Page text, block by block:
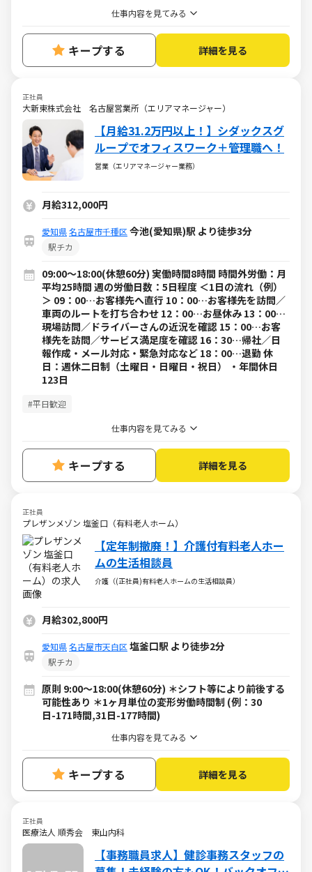
仕事内容を見てみる
キープする 詳細を見る
正社員
大新東株式会社 名古屋営業所（エリアマネージャー）
【月給31.2万円以上！】シダックスグ
ループでオフィスワーク＋管理職へ！
営業（エリアマネージャー業務）
月給312,000円
愛知県名古屋市千種区 今池(愛知県)駅 より徒歩3分
駅チカ
09:00～18:00(休憩60分) 実働時間8時間 時間外労働：月
平均25時間 週の労働日数：5日程度 ＜1日の流れ（例）
＞ 09：00…お客様先へ直行 10：00…お客様先を訪問／
車両のルートを打ち合わせ 12：00…お昼休み 13：00…
現場訪問／ドライバーさんの近況を確認 15：00…お客
様先を訪問／サービス満足度を確認 16：30…帰社／日
報作成・メール対応・緊急対応など 18：00…退勤 休
日：週休二日制（土曜日・日曜日・祝日） ・年間休日
123日
#平日歓迎
仕事内容を見てみる
キープする 詳細を見る
正社員
プレザンメゾン 塩釜口（有料老人ホーム）
【定年制撤廃！】介護付有料老人ホー
ムの生活相談員
介護（(正社員)有料老人ホームの生活相談員）
月給302,800円
愛知県名古屋市天白区 塩釜口駅 より徒歩2分
駅チカ
原則 9:00～18:00(休憩60分) ＊シフト等により前後する
可能性あり ＊1ヶ月単位の変形労働時間制 (例：30
日-171時間,31日-177時間)
仕事内容を見てみる
キープする 詳細を見る
正社員
医療法人 順秀会 東山内科
【事務職員求人】健診事務スタッフの